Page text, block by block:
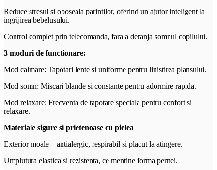
Reduce stresul si oboseala parintilor, oferind un ajutor inteligent la
ingrijirea bebelusului.
Control complet prin telecomanda, fara a deranja somnul copilului.
3 moduri de functionare:
Mod calmare: Tapotari lente si uniforme pentru linistirea plansului.
Mod somn: Miscari blande si constante pentru adormire rapida.
Mod relaxare: Frecventa de tapotare speciala pentru confort si
relaxare.
Materiale sigure si prietenoase cu pielea
Exterior moale – antialergic, respirabil si placut la atingere.
Umplutura elastica si rezistenta, ce mentine forma pernei.